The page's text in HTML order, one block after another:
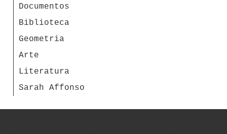
Documentos
Biblioteca
Geometria
Arte
Literatura
Sarah Affonso